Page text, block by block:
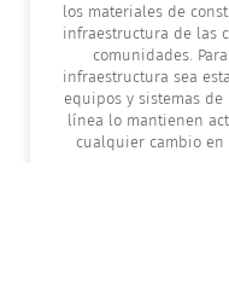
los materiales de
infraestructura de las
comunidades.
infraestructura sea
equipos y sistemas de
línea lo mantienen
cualquier cambio en